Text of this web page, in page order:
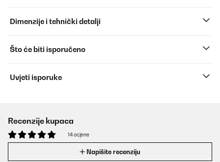
Dimenzije i tehnički detalji
Što će biti isporučeno
Uvjeti isporuke
Recenzije kupaca
14 ocjene
Napišite recenziju